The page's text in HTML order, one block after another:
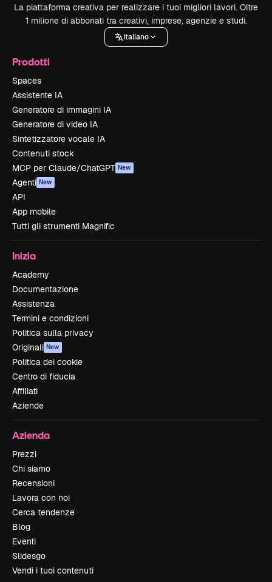
La piattaforma creativa per realizzare i tuoi migliori lavori. Oltre
1 milione di abbonati tra creativi, imprese, agenzie e studi.
Italiano
Prodotti
Spaces
Assistente IA
Generatore di immagini IA
Generatore di video IA
Sintetizzatore vocale IA
Contenuti stock
MCP per Claude/ChatGPT New
Agenti New
API
App mobile
Tutti gli strumenti Magnific
Inizia
Academy
Documentazione
Assistenza
Termini e condizioni
Politica sulla privacy
Originali New
Politica dei cookie
Centro di fiducia
Affiliati
Aziende
Azienda
Prezzi
Chi siamo
Recensioni
Lavora con noi
Cerca tendenze
Blog
Eventi
Slidesgo
Vendi i tuoi contenuti